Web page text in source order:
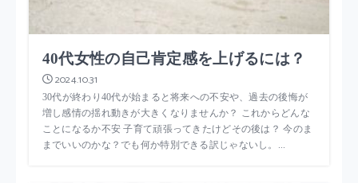
40代女性の自己肯定感を上げるには？
2024.10.31
30代が終わり40代が始まると将来への不安や、過去の後悔が
増し感情の揺れ動きが大きくなりませんか？ これからどんな
ことになるか不安 子育て頑張ってきたけどその後は？ 今のま
までいいのかな？でも何か特別できる訳じゃないし。...